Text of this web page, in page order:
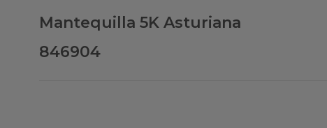
Mantequilla 5K Asturiana
846904